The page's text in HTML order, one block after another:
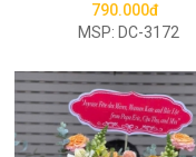
790.000đ
MSP: DC-3172